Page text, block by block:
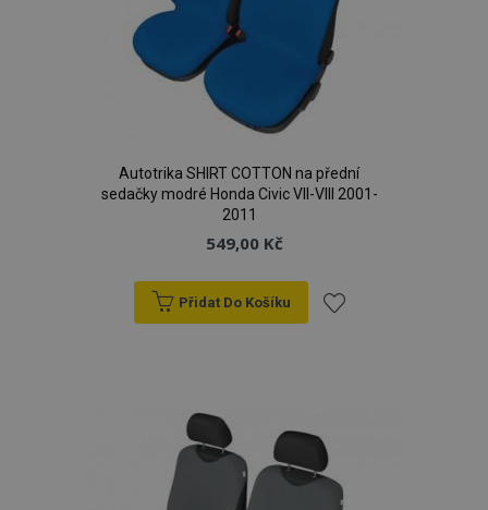
Autotrika SHIRT COTTON na přední
sedačky modré Honda Civic VII-VIII 2001-
2011
549,00 Kč
Přidat Do Košíku
oblíbeným